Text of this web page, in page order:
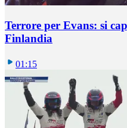
Terrore per Evans: si
Finlandia
01:15